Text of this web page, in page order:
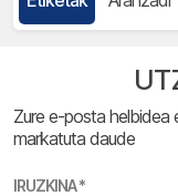
Zure e-posta helbidea
markatuta daude
IRUZKINA*